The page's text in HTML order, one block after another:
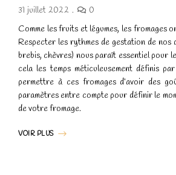
31 juillet 2022 0
Comme les fruits et légumes, les fromages
Respecter les rythmes de gestation de nos
brebis, chèvres) nous paraît essentiel pour
cela les temps méticuleusement définis
permettre à ces fromages d’avoir des
paramètres entre compte pour définir le
de votre fromage.
VOIR PLUS